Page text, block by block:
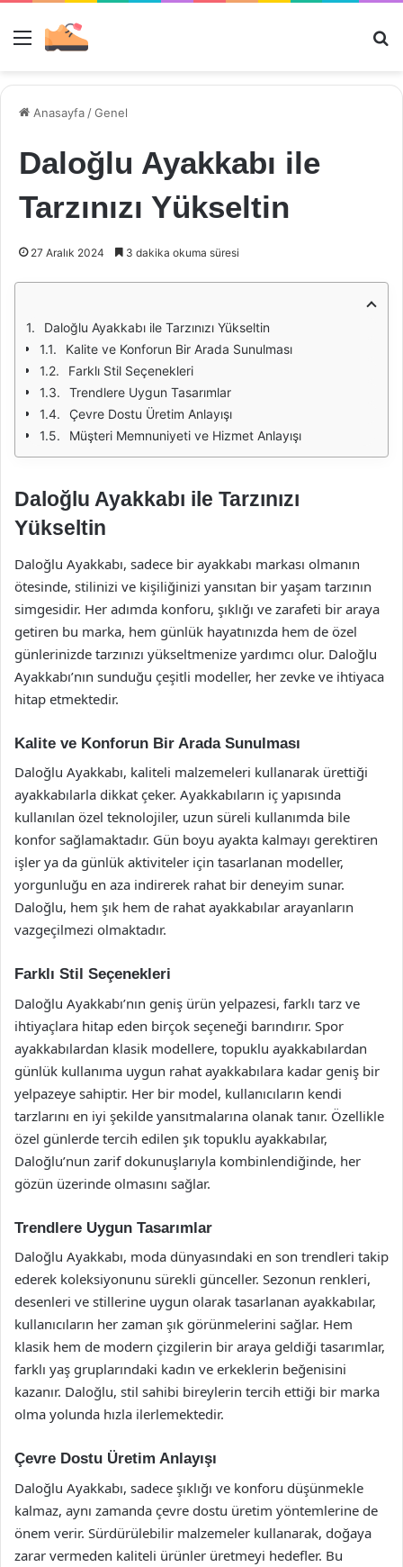
Menü
Anasayfa /Genel
Daloğlu Ayakkabı ile
Tarzınızı Yükseltin
27 Aralık 2024 3 dakika okuma süresi
Daloğlu Ayakkabı ile Tarzınızı Yükseltin
Kalite ve Konforun Bir Arada Sunulması
Farklı Stil Seçenekleri
Trendlere Uygun Tasarımlar
Çevre Dostu Üretim Anlayışı
Müşteri Memnuniyeti ve Hizmet Anlayışı
Daloğlu Ayakkabı ile Tarzınızı
Yükseltin
Daloğlu Ayakkabı, sadece bir ayakkabı markası olmanın
ötesinde, stilinizi ve kişiliğinizi yansıtan bir yaşam tarzının
simgesidir. Her adımda konforu, şıklığı ve zarafeti bir araya
getiren bu marka, hem günlük hayatınızda hem de özel
günlerinizde tarzınızı yükseltmenize yardımcı olur. Daloğlu
Ayakkabı’nın sunduğu çeşitli modeller, her zevke ve ihtiyaca
hitap etmektedir.
Kalite ve Konforun Bir Arada Sunulması
Daloğlu Ayakkabı, kaliteli malzemeleri kullanarak ürettiği
ayakkabılarla dikkat çeker. Ayakkabıların iç yapısında
kullanılan özel teknolojiler, uzun süreli kullanımda bile
konfor sağlamaktadır. Gün boyu ayakta kalmayı gerektiren
işler ya da günlük aktiviteler için tasarlanan modeller,
yorgunluğu en aza indirerek rahat bir deneyim sunar.
Daloğlu, hem şık hem de rahat ayakkabılar arayanların
vazgeçilmezi olmaktadır.
Farklı Stil Seçenekleri
Daloğlu Ayakkabı’nın geniş ürün yelpazesi, farklı tarz ve
ihtiyaçlara hitap eden birçok seçeneği barındırır. Spor
ayakkabılardan klasik modellere, topuklu ayakkabılardan
günlük kullanıma uygun rahat ayakkabılara kadar geniş bir
yelpazeye sahiptir. Her bir model, kullanıcıların kendi
tarzlarını en iyi şekilde yansıtmalarına olanak tanır. Özellikle
özel günlerde tercih edilen şık topuklu ayakkabılar,
Daloğlu’nun zarif dokunuşlarıyla kombinlendiğinde, her
gözün üzerinde olmasını sağlar.
Trendlere Uygun Tasarımlar
Daloğlu Ayakkabı, moda dünyasındaki en son trendleri takip
ederek koleksiyonunu sürekli günceller. Sezonun renkleri,
desenleri ve stillerine uygun olarak tasarlanan ayakkabılar,
kullanıcıların her zaman şık görünmelerini sağlar. Hem
klasik hem de modern çizgilerin bir araya geldiği tasarımlar,
farklı yaş gruplarındaki kadın ve erkeklerin beğenisini
kazanır. Daloğlu, stil sahibi bireylerin tercih ettiği bir marka
olma yolunda hızla ilerlemektedir.
Çevre Dostu Üretim Anlayışı
Daloğlu Ayakkabı, sadece şıklığı ve konforu düşünmekle
kalmaz, aynı zamanda çevre dostu üretim yöntemlerine de
önem verir. Sürdürülebilir malzemeler kullanarak, doğaya
zarar vermeden kaliteli ürünler üretmeyi hedefler. Bu